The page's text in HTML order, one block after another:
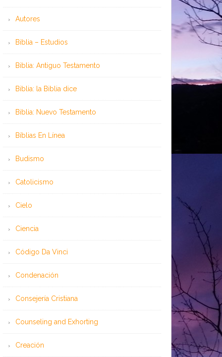
Autores
Biblia – Estudios
Biblia: Antiguo Testamento
Biblia: la Biblia dice
Biblia: Nuevo Testamento
Bíblias En Línea
Budismo
Catolicismo
Cielo
Ciencia
Código Da Vinci
Condenación
Consejería Cristiana
Counseling and Exhorting
Creación